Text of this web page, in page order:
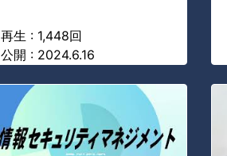
再生 : 1,448回
公開 : 2024.6.16